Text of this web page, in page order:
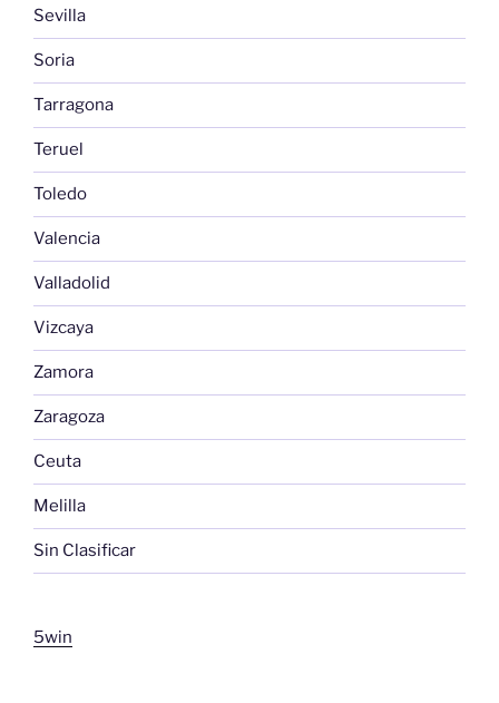
Sevilla
Soria
Tarragona
Teruel
Toledo
Valencia
Valladolid
Vizcaya
Zamora
Zaragoza
Ceuta
Melilla
Sin Clasificar
5win